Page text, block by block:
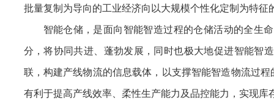
批量复制为导向的工业经济向以大规模个性化定制为特
智能仓储，是面向智能智造过程的仓储活动的全生
分，将协同共进、蓬勃发展，同时也极大地促进智能智
联，构建产线物流的信息载体，以支撑智能智造物流过
有利于提高产线效率、柔性生产能力及品控能力，实现